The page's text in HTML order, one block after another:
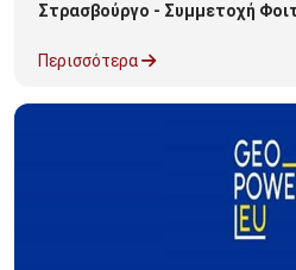
Στρασβούργο - Συμμετοχή
Περισσότερα